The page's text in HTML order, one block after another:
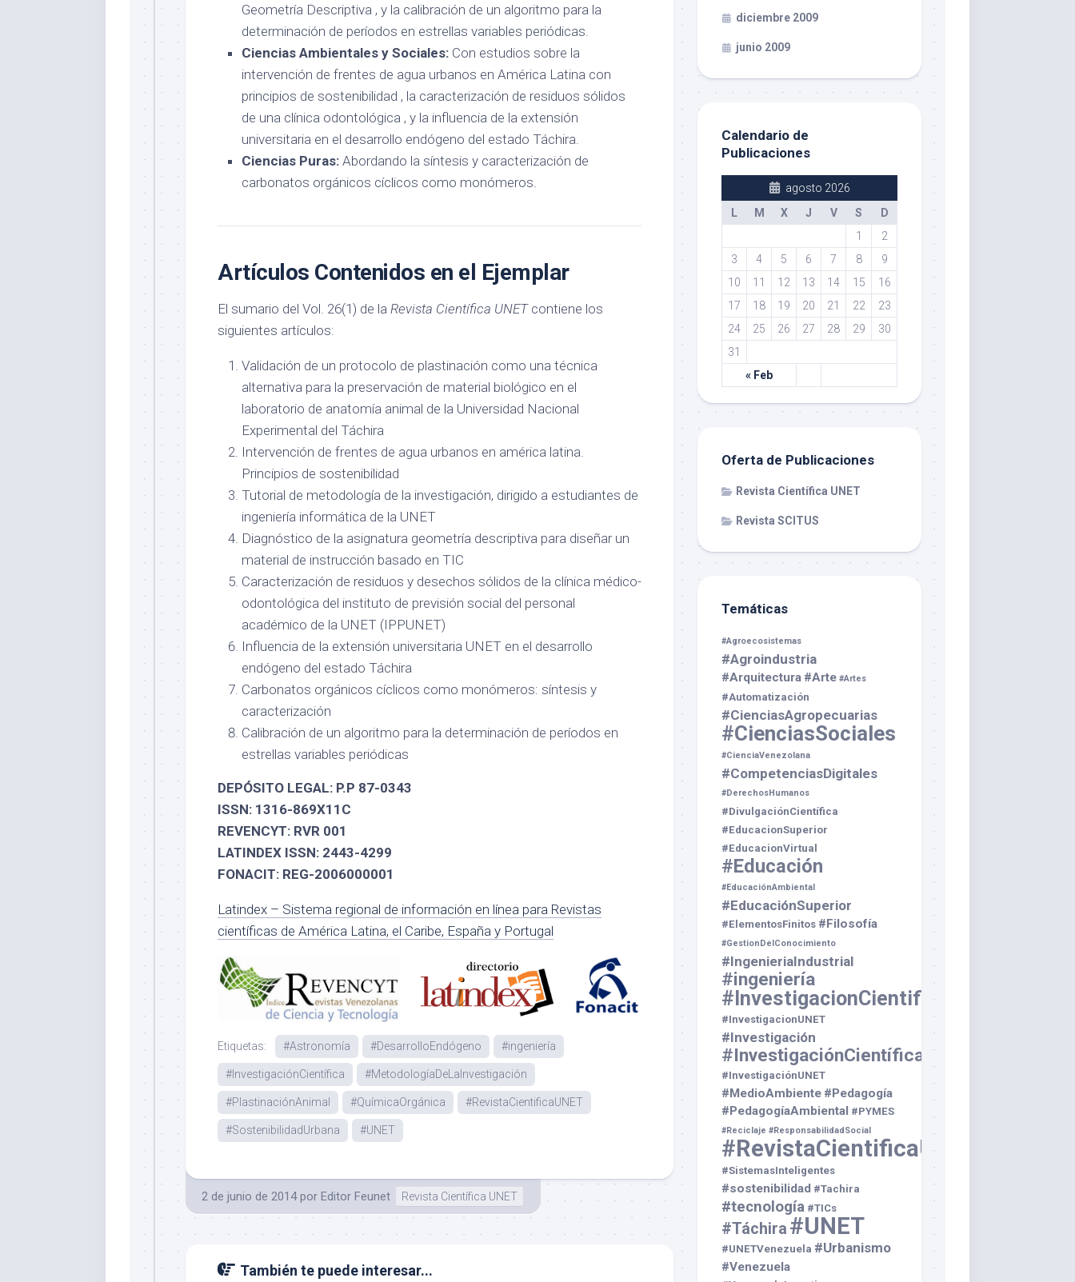
Geometría Descriptiva , y la calibración de un algoritmo para la
determinación de períodos en estrellas variables periódicas.
Ciencias Ambientales y Sociales: Con estudios sobre la
intervención de frentes de agua urbanos en América Latina con
principios de sostenibilidad , la caracterización de residuos sólidos
de una clínica odontológica , y la influencia de la extensión
universitaria en el desarrollo endógeno del estado Táchira.
Ciencias Puras: Abordando la síntesis y caracterización de
carbonatos orgánicos cíclicos como monómeros.
Artículos Contenidos en el Ejemplar
El sumario del Vol. 26(1) de la Revista Científica UNETcontiene los
siguientes artículos:
Validación de un protocolo de plastinación como una técnica
alternativa para la preservación de material biológico en el
laboratorio de anatomía animal de la Universidad Nacional
Experimental del Táchira
Intervención de frentes de agua urbanos en américa latina.
Principios de sostenibilidad
Tutorial de metodología de la investigación, dirigido a estudiantes de
ingeniería informática de la UNET
Diagnóstico de la asignatura geometría descriptiva para diseñar un
material de instrucción basado en TIC
Caracterización de residuos y desechos sólidos de la clínica médico-
odontológica del instituto de previsión social del personal
académico de la UNET (IPPUNET)
Influencia de la extensión universitaria UNET en el desarrollo
endógeno del estado Táchira
Carbonatos orgánicos cíclicos como monómeros: síntesis y
caracterización
Calibración de un algoritmo para la determinación de períodos en
estrellas variables periódicas
DEPÓSITO LEGAL: P.P 87-0343
ISSN: 1316-869X11C
REVENCYT: RVR 001
LATINDEX ISSN: 2443-4299
FONACIT: REG-2006000001
Latindex – Sistema regional de información en línea para Revistas
científicas de América Latina, el Caribe, España y Portugal
Etiquetas: #Astronomía #DesarrolloEndógeno #ingeniería
#InvestigaciónCientífica #MetodologíaDeLaInvestigación
#PlastinaciónAnimal #QuímicaOrgánica #RevistaCientificaUNET
#SostenibilidadUrbana #UNET
2 de junio de 2014 por Editor Feunet Revista Científica UNET
También te puede interesar...
diciembre 2009
junio 2009
Calendario de
Publicaciones
agosto 2026
L
M X J V S D
« Feb
1
2
3
4 5 6 7 8
9
10
11 12 13 14 15
16
17
18 19 20 21 22
23
24
25 26 27 28 29
30
31
Oferta de Publicaciones
Revista Científica UNET
Revista SCITUS
Temáticas
#Agroecosistemas
#Agroindustria
#Arquitectura #Arte #Artes
#Automatización
#CienciasAgropecuarias
#CienciasSociales
#CienciaVenezolana
#CompetenciasDigitales
#DerechosHumanos
#DivulgaciónCientífica
#EducacionSuperior
#EducacionVirtual
#Educación
#EducaciónAmbiental
#EducaciónSuperior
#ElementosFinitos #Filosofía
#GestionDelConocimiento
#IngenieriaIndustrial
#ingeniería
#InvestigacionCientifica
#InvestigacionUNET
#Investigación
#InvestigaciónCientífica
#InvestigaciónUNET
#MedioAmbiente #Pedagogía
#PedagogíaAmbiental #PYMES
#Reciclaje #ResponsabilidadSocial
#RevistaCientificaUNET
#SistemasInteligentes
#sostenibilidad #Tachira
#tecnología #TICs
#Táchira #UNET
#UNETVenezuela #Urbanismo
#Venezuela